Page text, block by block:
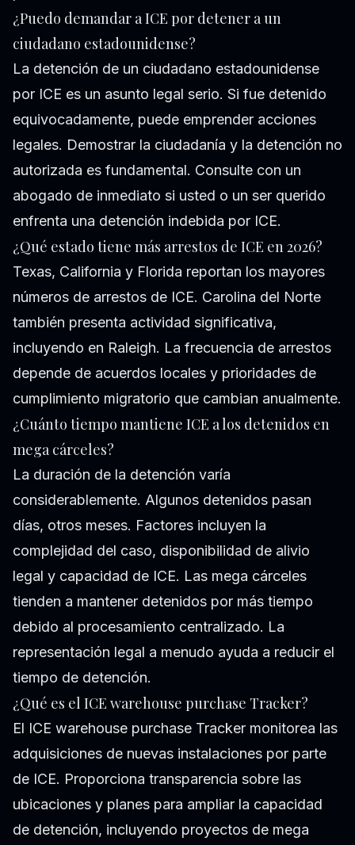
¿Puedo demandar a ICE por detener a un
ciudadano estadounidense?
La detención de un ciudadano estadounidense
por ICE es un asunto legal serio. Si fue detenido
equivocadamente, puede emprender acciones
legales. Demostrar la ciudadanía y la detención no
autorizada es fundamental. Consulte con un
abogado de inmediato si usted o un ser querido
enfrenta una detención indebida por ICE.
¿Qué estado tiene más arrestos de ICE en 2026?
Texas, California y Florida reportan los mayores
números de arrestos de ICE. Carolina del Norte
también presenta actividad significativa,
incluyendo en Raleigh. La frecuencia de arrestos
depende de acuerdos locales y prioridades de
cumplimiento migratorio que cambian anualmente.
¿Cuánto tiempo mantiene ICE a los detenidos en
mega cárceles?
La duración de la detención varía
considerablemente. Algunos detenidos pasan
días, otros meses. Factores incluyen la
complejidad del caso, disponibilidad de alivio
legal y capacidad de ICE. Las mega cárceles
tienden a mantener detenidos por más tiempo
debido al procesamiento centralizado. La
representación legal a menudo ayuda a reducir el
tiempo de detención.
¿Qué es el ICE warehouse purchase Tracker?
El ICE warehouse purchase Tracker monitorea las
adquisiciones de nuevas instalaciones por parte
de ICE. Proporciona transparencia sobre las
ubicaciones y planes para ampliar la capacidad
de detención, incluyendo proyectos de mega